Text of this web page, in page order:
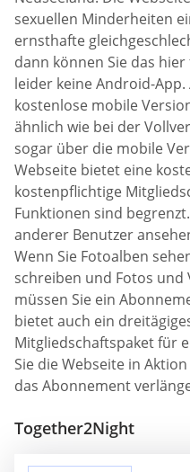
sexuellen Minderheiten
ernsthafte
dann können Sie das
leider keine Android-
kostenlose mobile
ähnlich wie bei der
sogar über die mobile
Webseite bietet eine
kostenpflichtige
Funktionen sind
anderer Benutzer
Wenn Sie Fotoalben
schreiben und Fotos und
müssen Sie ein
bietet auch ein
Mitgliedschaftspaket für
Sie die Webseite in
das Abonnement
Together2Night